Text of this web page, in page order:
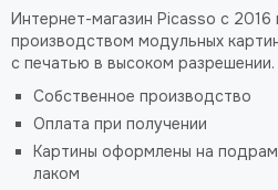
Интернет-магазин Picasso с 2016
производством модульных
с печатью в высоком разрешении.
Собственное производство
Оплата при получении
Картины оформлены на
лаком